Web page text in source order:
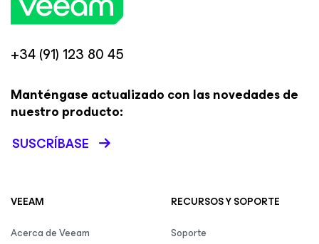
+34 (91) 123 80 45
Manténgase actualizado con las novedades de
nuestro producto:
SUSCRÍBASE
VEEAM
Acerca de Veeam
RECURSOS Y SOPORTE
Soporte